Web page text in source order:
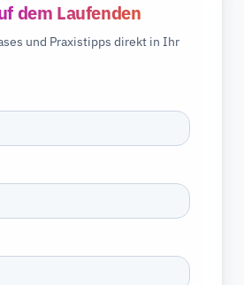
dem Laufenden
und Praxistipps direkt in Ihr